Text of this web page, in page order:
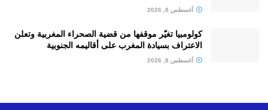
أغسطس 8, 2026
كولومبيا تغيّر موقفها من قضية الصحراء المغربية وتعلن
الاعتراف بسيادة المغرب على أقاليمه الجنوبية
أغسطس 8, 2026